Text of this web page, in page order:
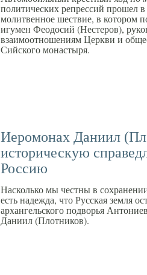
политических репрессий прошел
молитвенное шествие, в котором
игумен Феодосий (Нестеров),
взаимоотношениям Церкви и
Сийского монастыря.
Иеромонах Даниил
историческую
Россию
Насколько мы честны в
есть надежда, что Русская земля
архангельского подворья
Даниил (Плотников).